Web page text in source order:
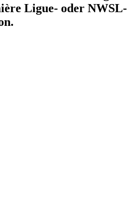
Ligue- oder NWSL-